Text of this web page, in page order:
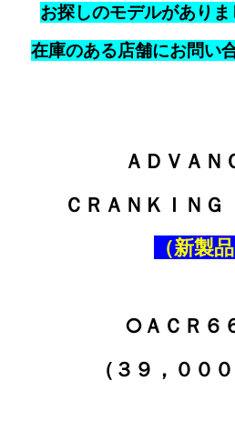
お探しのモデルがあり
在庫のある店舗にお問い
ＡＤＶＡＮ
ＣＲＡＮＫＩＮ
（新製品
○ＡＣＲ６
（３９，００